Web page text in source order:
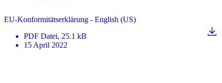
EU-Konformitätserklärung - English (US)
PDF Datei, 25.1 kB
15 April 2022